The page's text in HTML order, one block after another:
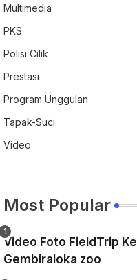
Multimedia
PKS
Polisi Cilik
Prestasi
Program Unggulan
Tapak-Suci
Video
Most Popular
Video Foto FieldTrip
Gembiraloka zoo